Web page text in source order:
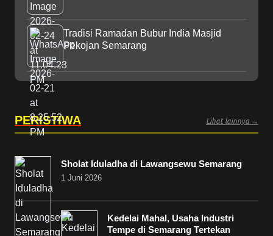
Tradisi Ramadan Bubur India Masjid
Pekojan Semarang
PERISTIWA Lihat lainnya →
Sholat Iduladha di Lawangsewu Semarang
1 Juni 2026
Kedelai Mahal, Usaha Industri
Tempe di Semarang Tertekan